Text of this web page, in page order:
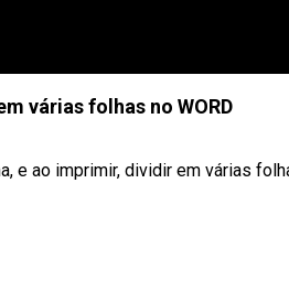
várias folhas no WORD
e ao imprimir, dividir em várias